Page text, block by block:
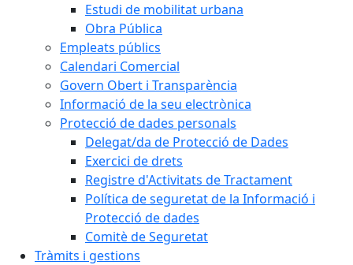
Estudi de mobilitat urbana
Obra Pública
Empleats públics
Calendari Comercial
Govern Obert i Transparència
Informació de la seu electrònica
Protecció de dades personals
Delegat/da de Protecció de Dades
Exercici de drets
Registre d'Activitats de Tractament
Política de seguretat de la Informació i
Protecció de dades
Comitè de Seguretat
Tràmits i gestions